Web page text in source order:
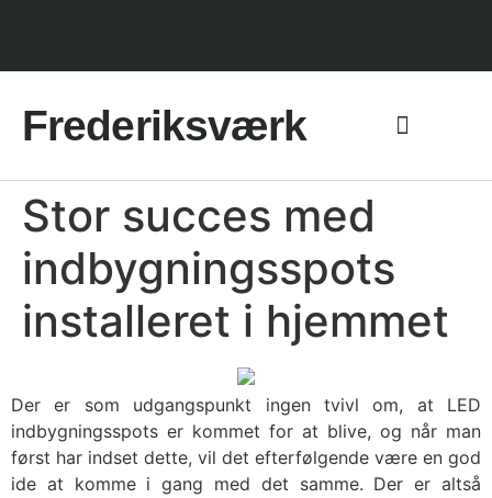
Frederiksværk
Stor succes med
indbygningsspots
installeret i hjemmet
Der er som udgangspunkt ingen tvivl om, at LED
indbygningsspots er kommet for at blive, og når man
først har indset dette, vil det efterfølgende være en god
ide at komme i gang med det samme. Der er altså